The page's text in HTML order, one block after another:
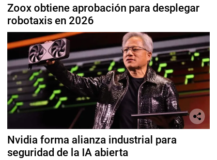
Zoox obtiene aprobación para desplegar
robotaxis en 2026
Nvidia forma alianza industrial para
seguridad de la IA abierta